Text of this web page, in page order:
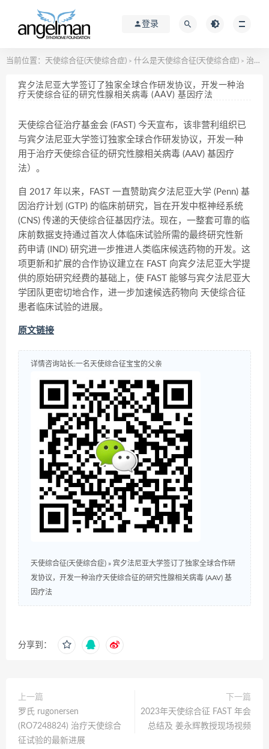
登录
当前位置： 天使综合征(天使综合症) > 什么是天使综合征(天使综合症) > 治疗方法
宾夕法尼亚大学签订了独家全球合作研发协议，开发一种治
疗天使综合征的研究性腺相关病毒 (AAV) 基因疗法
天使综合征治疗基金会 (FAST) 今天宣布，该非营利组织已
与宾夕法尼亚大学签订独家全球合作研发协议，开发一种
用于治疗天使综合征的研究性腺相关病毒 (AAV) 基因疗
法）。
自 2017 年以来，FAST 一直赞助宾夕法尼亚大学 (Penn) 基
因治疗计划 (GTP) 的临床前研究，旨在开发中枢神经系统
(CNS) 传递的天使综合征基因疗法。现在，一整套可靠的临
床前数据支持通过首次人体临床试验所需的最终研究性新
药申请 (IND) 研究进一步推进人类临床候选药物的开发。这
项更新和扩展的合作协议建立在 FAST 向宾夕法尼亚大学提
供的原始研究经费的基础上，使 FAST 能够与宾夕法尼亚大
学团队更密切地合作，进一步加速候选药物向 天使综合征
患者临床试验的进展。
原文链接
详情咨询站长:一名天使综合征宝宝的父亲
天使综合征(天使综合症) » 宾夕法尼亚大学签订了独家全球合作研
发协议，开发一种治疗天使综合征的研究性腺相关病毒 (AAV) 基
因疗法
分享到：
上一篇
罗氏 rugonersen
(RO7248824) 治疗天使综合
征试验的最新进展
下一篇
2023年天使综合征 FAST 年会
总结及 姜永辉教授现场视频